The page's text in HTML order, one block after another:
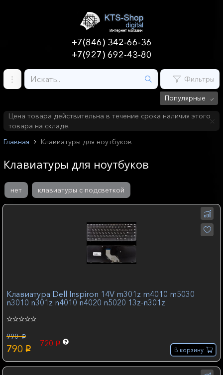
+7(846) 342-66-36
+7(927) 692-43-80
Фильтры
Популярные
Цена товара действительна в течение срока наличия этого
товара на складе.
Главная
Клавиатуры для ноутбуков
Клавиатуры для ноутбуков
нет клавиатуры с подсветкой
Клавиатура Dell Inspiron 14V m301z m4010 m5030
n3010 n301z n4010 n4020 n5020 13z-n301z
990 p
790 p
720 p
В корзину